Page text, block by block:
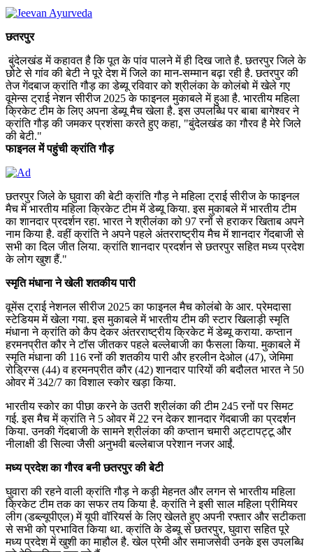
छतरपुर
बुंदेलखंड में कहावत है कि पूत के पांव पालने में ही दिख जाते है. छतरपुर जिले के
छोटे से गांव की बेटी ने पूरे देश में जिले का मान-सम्मान बढ़ा रही है. छतरपुर की
तेज गेंदबाज क्रांति गौड़ का डेब्यू रविवार को श्रीलंका के कोलंबो में खेले गए
वूमेन्स ट्राई नेशन सीरीज 2025 के फाइनल मुकाबले में हुआ है. भारतीय महिला
क्रिकेट टीम के लिए अपना डेब्यू मैच खेला है. इस उपलब्धि पर बाबा बागेश्वर ने
क्रांति गौड़ की जमकर प्रशंसा करते हुए कहा, "बुंदेलखंड का गौरव है मेरे जिले
की बेटी."
फाइनल में पहुंची क्रांति गौड़
छतरपुर जिले के घुवारा की बेटी क्रांति गौड़ ने महिला ट्राई सीरीज के फाइनल
मैच में भारतीय महिला क्रिकेट टीम में डेब्यू किया. इस मुकाबले में भारतीय टीम
का शानदार प्रदर्शन रहा. भारत ने श्रीलंका को 97 रनों से हराकर खिताब अपने
नाम किया है. वहीं क्रांति ने अपने पहले अंतरराष्ट्रीय मैच में शानदार गेंदबाजी से
सभी का दिल जीत लिया. क्रांति शानदार प्रदर्शन से छतरपुर सहित मध्य प्रदेश
के लोग खुश हैं."
स्मृति मंधाना ने खेली शतकीय पारी
वूमेंस ट्राई नेशनल सीरीज 2025 का फाइनल मैच कोलंबो के आर. प्रेमदासा
स्टेडियम में खेला गया. इस मुकाबले में भारतीय टीम की स्टार खिलाड़ी स्मृति
मंधाना ने क्रांति को कैप देकर अंतरराष्ट्रीय क्रिकेट में डेब्यू कराया. कप्तान
हरमनप्रीत कौर ने टॉस जीतकर पहले बल्लेबाजी का फैसला किया. मुकाबले में
स्मृति मंधाना की 116 रनों की शतकीय पारी और हरलीन देओल (47), जेमिमा
रोड्रिग्स (44) व हरमनप्रीत कौर (42) शानदार पारियों की बदौलत भारत ने 50
ओवर में 342/7 का विशाल स्कोर खड़ा किया.
भारतीय स्कोर का पीछा करने के उतरी श्रीलंका की टीम 245 रनों पर सिमट
गई. इस मैच में क्रांति ने 5 ओवर में 22 रन देकर शानदार गेंदबाजी का प्रदर्शन
किया. उनकी गेंदबाजी के सामने श्रीलंका की कप्तान चमारी अट्टापट्टू और
नीलाक्षी डी सिल्वा जैसी अनुभवी बल्लेबाज परेशान नजर आईं.
मध्य प्रदेश का गौरव बनी छतरपुर की बेटी
घुवारा की रहने वाली क्रांति गौड़ ने कड़ी मेहनत और लगन से भारतीय महिला
क्रिकेट टीम तक का सफर तय किया है. क्रांति ने इसी साल महिला प्रीमियर
लीग (डब्ल्यूपीएल) में यूपी वॉरियर्स के लिए खेलते हुए अपनी रफ्तार और सटीकता
से सभी को प्रभावित किया था. क्रांति के डेब्यू से छतरपुर, घुवारा सहित पूरे
मध्य प्रदेश में खुशी का माहौल है. खेल प्रेमी और समाजसेवी उनके इस उपलब्धि